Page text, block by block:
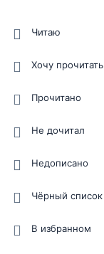
Читаю
Хочу прочитать
Прочитано
Не дочитал
Недописано
Чёрный список
В избранном